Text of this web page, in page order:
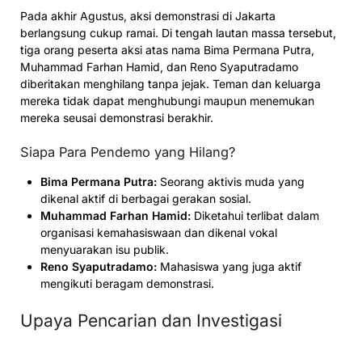
Pada akhir Agustus, aksi demonstrasi di Jakarta
berlangsung cukup ramai. Di tengah lautan massa tersebut,
tiga orang peserta aksi atas nama Bima Permana Putra,
Muhammad Farhan Hamid, dan Reno Syaputradamo
diberitakan menghilang tanpa jejak. Teman dan keluarga
mereka tidak dapat menghubungi maupun menemukan
mereka seusai demonstrasi berakhir.
Siapa Para Pendemo yang Hilang?
Bima Permana Putra: Seorang aktivis muda yang
dikenal aktif di berbagai gerakan sosial.
Muhammad Farhan Hamid: Diketahui terlibat dalam
organisasi kemahasiswaan dan dikenal vokal
menyuarakan isu publik.
Reno Syaputradamo: Mahasiswa yang juga aktif
mengikuti beragam demonstrasi.
Upaya Pencarian dan Investigasi